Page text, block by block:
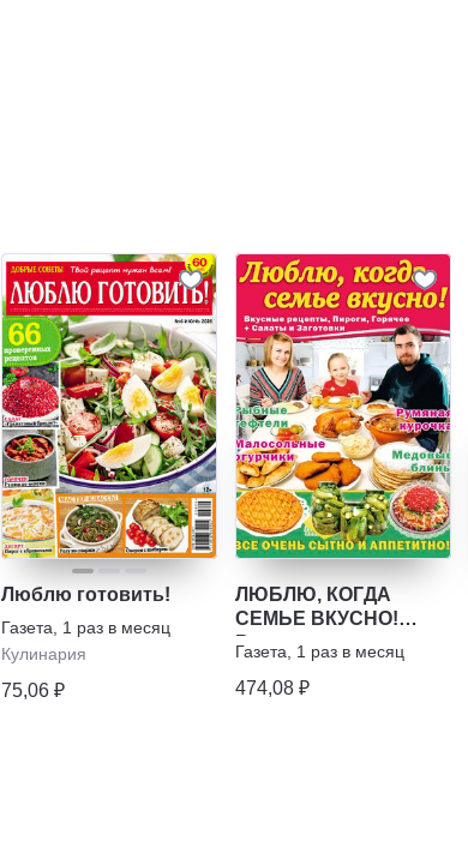
Люблю готовить!
Газета
1 раз в месяц
Кулинария
75,06 ₽
ЛЮБЛЮ, КОГДА
СЕМЬЕ ВКУСНО!
Вкусные рецепты,
Пироги, Горячее +
Салаты и Заготовки
Газета 1 раз в месяц
474,08 ₽